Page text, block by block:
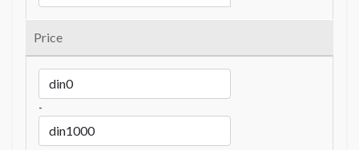
Price
-